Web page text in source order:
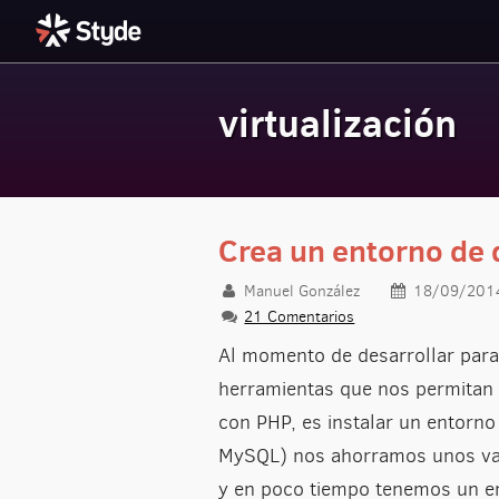
Styde.net
virtualización
Crea un entorno
Manuel González 18/09/
21 Comentarios
Al momento de desarrollar
herramientas que nos
con PHP, es instalar un
MySQL) nos ahorramos unos
y en poco tiempo tenemos un